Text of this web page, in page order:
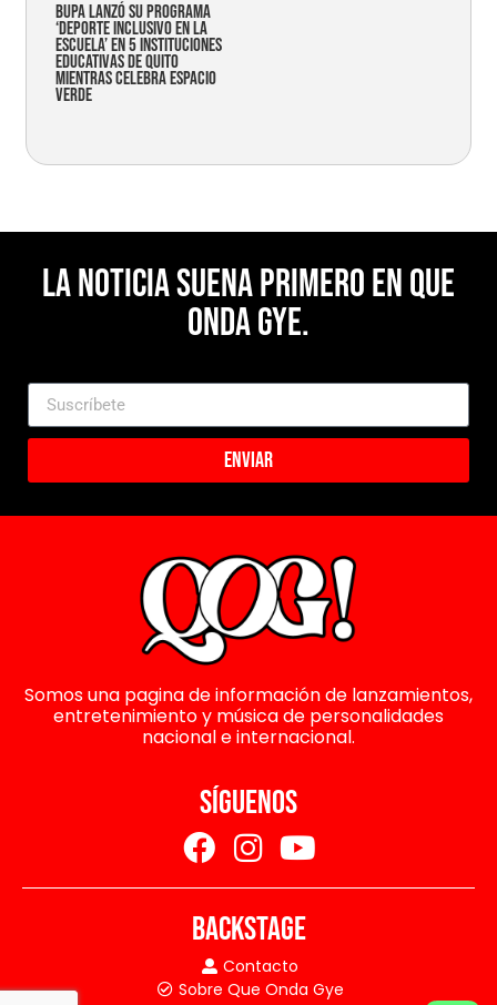
Bupa lanzó su programa
‘Deporte Inclusivo en la
Escuela’ en 5 instituciones
educativas de Quito
mientras celebra espacio
verde
La noticia suena primero en Que
Onda Gye.
Enviar
Somos una pagina de información de lanzamientos,
entretenimiento y música de personalidades
nacional e internacional.
SÍGUENOS
BACKSTAGE
Contacto
Sobre Que Onda Gye